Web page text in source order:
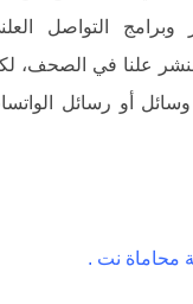
وبرامج التواصل
علنا في الصحف،
أو رسائل
محاماة نت .